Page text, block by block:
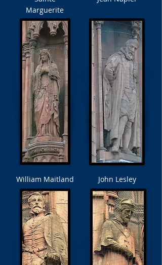
Marguerite
William Maitland John Lesley